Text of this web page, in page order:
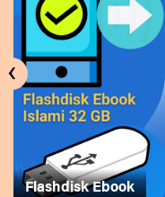
Flashdisk Ebook
‹